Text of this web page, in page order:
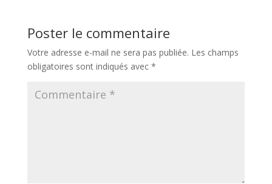
Poster le commentaire
Votre adresse e-mail ne sera pas publiée. Les champs
obligatoires sont indiqués avec *